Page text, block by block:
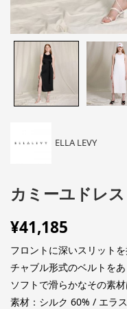
ELLA LEVY
カミーユドレス
¥41,185
フロントに深いスリット
チャブル形式のベルトを
ソフトで滑らかなその素
素材：シルク 60% / エラ